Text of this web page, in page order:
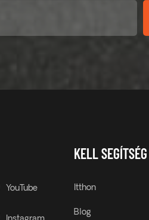
YouTube
KELL SEGÍTSÉG
Itthon
Blog